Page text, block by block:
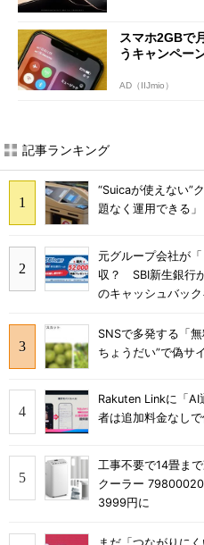
スマホ2GBで
うキャンペー
AD（IIJmio）
記事ランキング
“Suicaが使えない”
題なく運用できる
元グループ会社が
収？ SBI新生銀行
のキャッシュバッ
SNSで多発する「
ちょうだい”で偽サ
Rakuten Linkに「
者は追加料金なし
工事不要で14畳ま
クーラー
3999円に